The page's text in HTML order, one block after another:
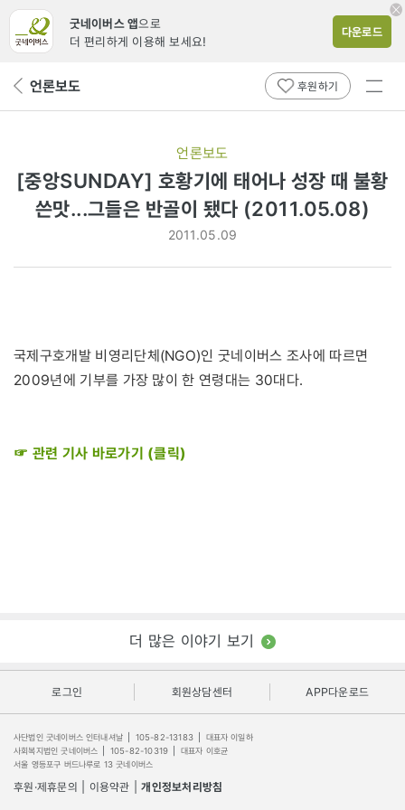
굿네이버스 앱으로
더 편리하게 이용해 보세요!
다운로드
뒤 언론보도 후원하기
전체
언론보도
[중앙SUNDAY] 호황기에 태어나 성장 때 불황
쓴맛...그들은 반골이 됐다 (2011.05.08)
2011.05.09
국제구호개발 비영리단체(NGO)인 굿네이버스 조사에 따르면
2009년에 기부를 가장 많이 한 연령대는 30대다.
☞ 관련 기사 바로가기 (클릭)
더 많은 이야기 보기
로그인 회원상담센터 APP다운로드
사단법인 굿네이버스 인터내셔날 105-82-13183
대표자 이일하
사회복지법인 굿네이버스
105-82-10319
대표자 이호균
서울 영등포구 버드나루로 13 굿네이버스
후원·제휴문의 이용약관 개인정보처리방침